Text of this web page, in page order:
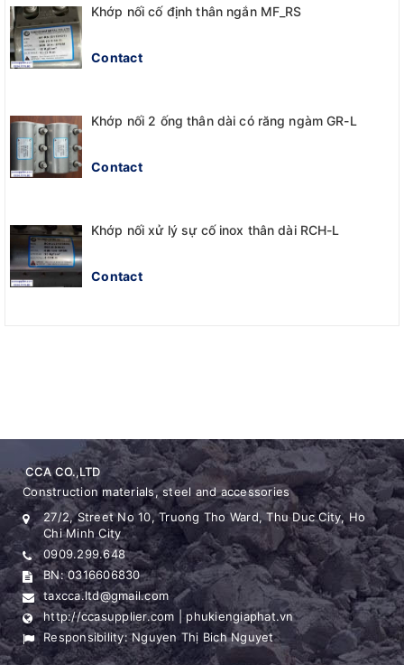
Khớp nối cố định thân ngắn MF_RS
Contact
Khớp nối 2 ống thân dài có răng ngàm GR-L
Contact
Khớp nối xử lý sự cố inox thân dài RCH-L
Contact
CCA CO.,LTD
Construction materials, steel and accessories
27/2, Street No 10, Truong Tho Ward, Thu Duc City, Ho
Chi Minh City
0909.299.648
BN: 0316606830
taxcca.ltd@gmail.com
http://ccasupplier.com | phukiengiaphat.vn
Responsibility: Nguyen Thị Bich Nguyet